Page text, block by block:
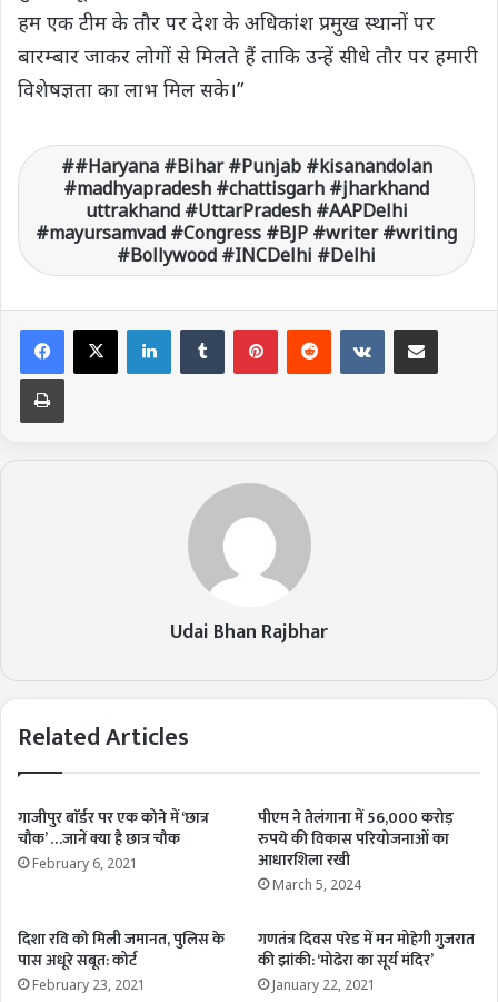
हम एक टीम के तौर पर देश के अधिकांश प्रमुख स्थानों पर
बारम्बार जाकर लोगों से मिलते हैं ताकि उन्हें सीधे तौर पर हमारी
विशेषज्ञता का लाभ मिल सके।”
#Haryana #Bihar #Punjab #kisanandolan
#madhyapradesh #chattisgarh #jharkhand
uttrakhand #UttarPradesh #AAPDelhi
#mayursamvad #Congress #BJP #writer #writing
#Bollywood #INCDelhi #Delhi
LinkedIn VKontakte
Udai Bhan Rajbhar
Related Articles
गाजीपुर बाॅर्डर पर एक कोने में ‘छात्र
चौक’ …जानें क्या है छात्र चौक
February 6, 2021
पीएम ने तेलंगाना में 56,000 करोड़
रुपये की विकास परियोजनाओं का
आधारशिला रखी
March 5, 2024
दिशा रवि को मिली जमानत, पुलिस के
पास अधूरे सबूत: कोर्ट
February 23, 2021
गणतंत्र दिवस परेड में मन मोहेगी गुजरात
की झांकी: ‘मोढेरा का सूर्य मंदिर’
January 22, 2021